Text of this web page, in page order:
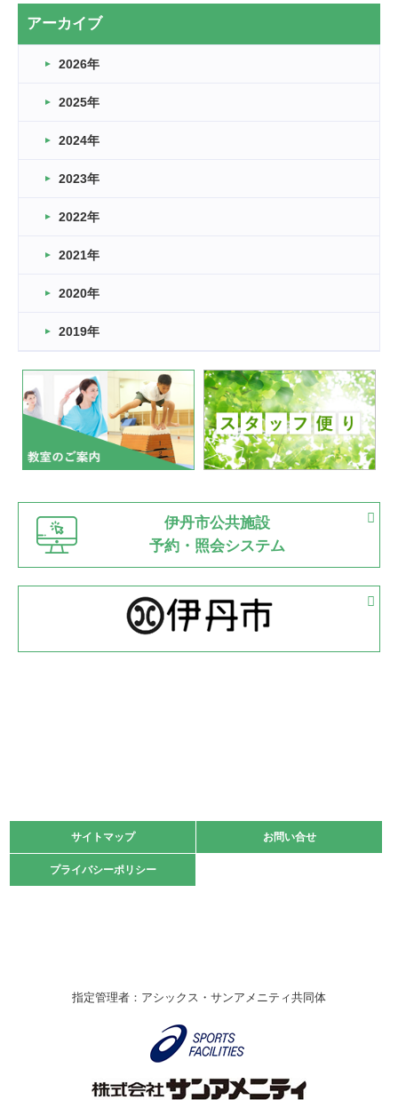
2026.03.20
なぎなた
2026.03.16
車いすバスケとRくんのお話
卒業・卒園の季節★
2026.03.11
緑ケ丘体育館
2022.11.03
緑ケ丘体育館
いたっぼーる大会☆彡
緑ケ丘体育館
2022.07.03
市内総合体育大会が開始
緑ケ丘体育館 猪名川運動広場
古池運動広場
2022.06.12
県知事杯争奪バレーボール大会が開催
緑ケ丘体育館
2022.05.05
体育協会長杯 バドミントン競技の部
2022.05.22
緑ケ丘体育館
2021.10.23
卓球選手権大会ラージボールの部開催☆
伊丹市総合体育大会 バレーボール大会が開催されました
なわとびイベントを開催しました！
アーカイブ
2026年
2025年
2024年
2023年
2022年
2021年
2020年
2019年
伊丹市公共施設
予約・照会システム
サイトマップ お問い合せ
プライバシーポリシー
サイトマップ お問い合せ
プライバシーポリシー
指定管理者：アシックス・サンアメニティ共同体